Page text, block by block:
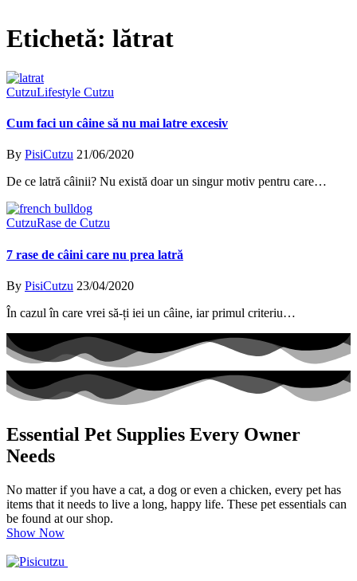
Etichetă: lătrat
CutzuLifestyle Cutzu
Cum faci un câine să nu mai latre excesiv
By PisiCutzu 21/06/2020
De ce latră câinii? Nu există doar un singur motiv pentru care…
CutzuRase de Cutzu
7 rase de câini care nu prea latră
By PisiCutzu 23/04/2020
În cazul în care vrei să-ți iei un câine, iar primul criteriu…
Essential Pet Supplies Every Owner
Needs
No matter if you have a cat, a dog or even a chicken, every pet has
items that it needs to live a long, happy life. These pet essentials can
be found at our shop.
Show Now